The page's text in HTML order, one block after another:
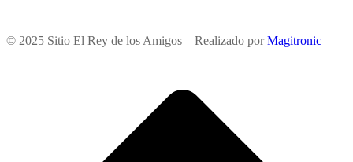
© 2025 Sitio El Rey de los Amigos – Realizado porMagitronic